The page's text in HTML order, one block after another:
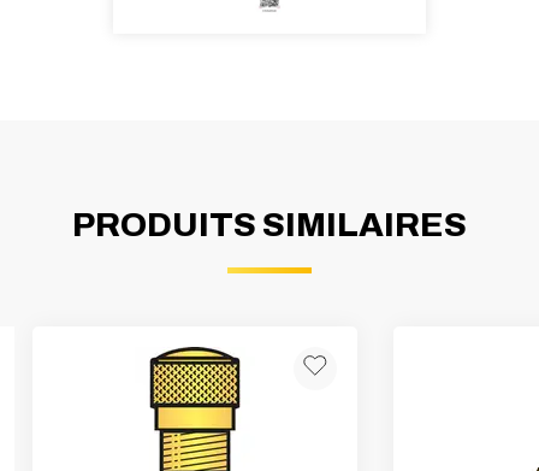
PRODUITS SIMILAIRES